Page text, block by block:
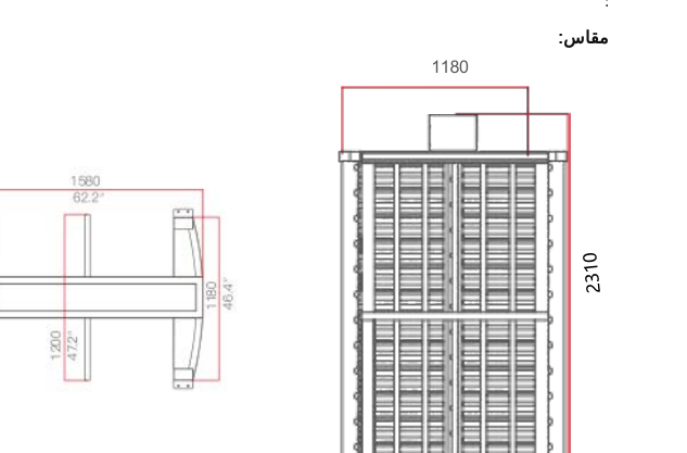
مقاس: